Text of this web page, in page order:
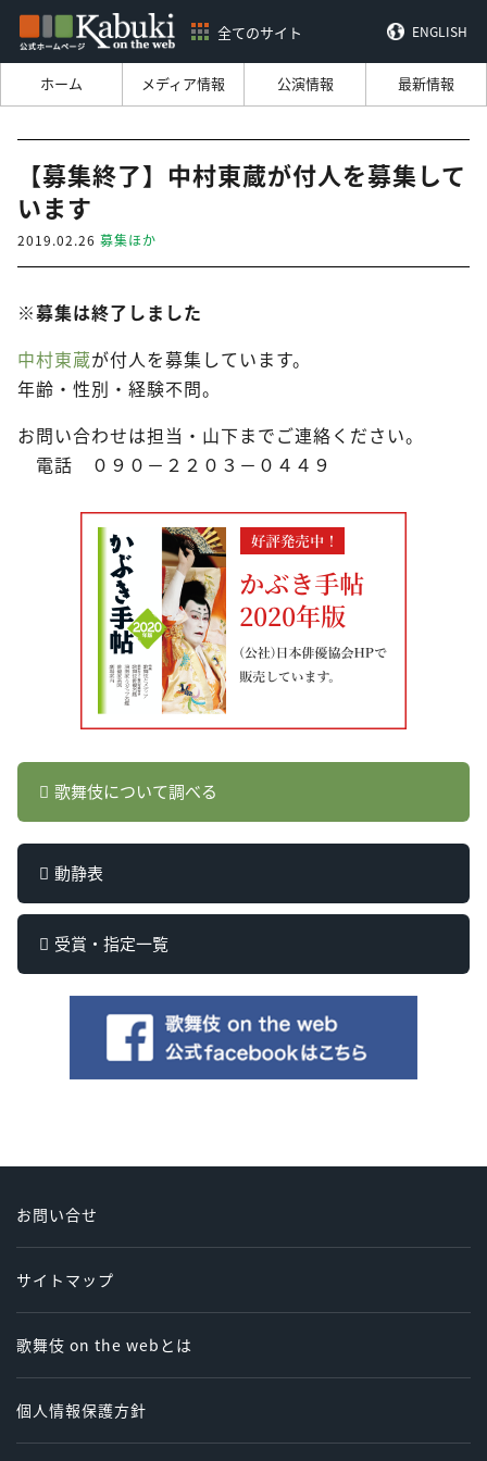
全てのサイト ENGLISH
ホーム メディア情報 公演情報 最新情報
【募集終了】中村東蔵が付人を募集して
います
2019.02.26 募集ほか
※募集は終了しました
中村東蔵が付人を募集しています。
年齢・性別・経験不問。
お問い合わせは担当・山下までご連絡ください。
電話 ０９０－２２０３－０４４９
歌舞伎について調べる
動静表
受賞・指定一覧
お問い合せ
サイトマップ
歌舞伎 on the webとは
個人情報保護方針